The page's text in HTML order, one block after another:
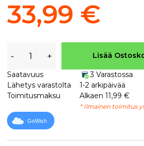
33,99 €
- + Lisää
Saatavuus
3 Varastossa
Lähetys varastolta
1-2 arkipäivää
Toimitusmaksu
Alkaen 11,99 €
* Ilmainen toimitus
GoWish